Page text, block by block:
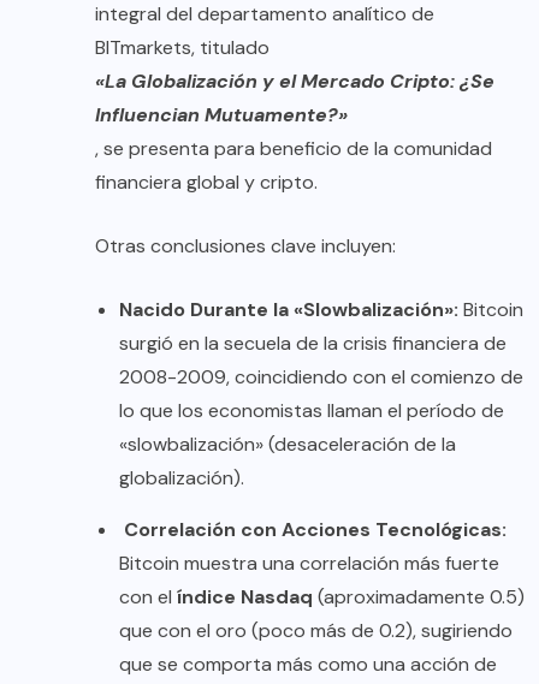
integral del departamento analítico de
BITmarkets, titulado
«La Globalización y el Mercado Cripto: ¿Se
Influencian Mutuamente?»
, se presenta para beneficio de la comunidad
financiera global y cripto.
Otras conclusiones clave incluyen:
Nacido Durante la «Slowbalización»: Bitcoin
surgió en la secuela de la crisis financiera de
2008-2009, coincidiendo con el comienzo de
lo que los economistas llaman el período de
«slowbalización» (desaceleración de la
globalización).
Correlación con Acciones Tecnológicas:
Bitcoin muestra una correlación más fuerte
con el índice Nasdaq (aproximadamente 0.5)
que con el oro (poco más de 0.2), sugiriendo
que se comporta más como una acción de